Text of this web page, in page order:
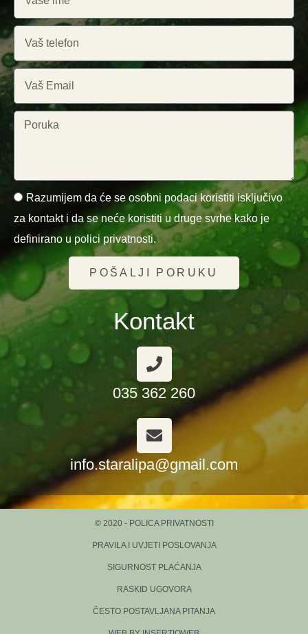
Razumijem da će se osobni podaci koristiti isključivo
za kontakt i da se neće koristiti u druge svrhe kako je
definirano u polici privatnosti.
POŠALJI PORUKU
Kontakt
035 362 260
info.staralipa@gmail.com
© 2020 - POLICA PRIVATNOSTI
PRAVILA I UVJETI POSLOVANJA
SIGURNOST PLAĆANJA
RASKID UGOVORA
ČESTO POSTAVLJANA PITANJA